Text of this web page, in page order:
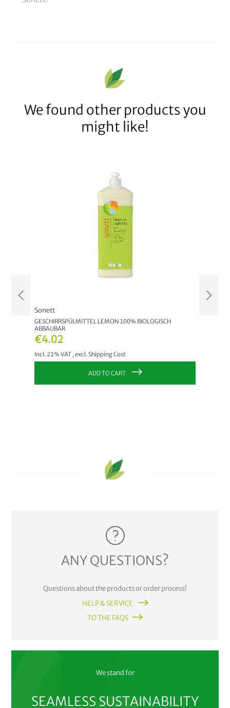
We found other products you
might like!
€4.02
Incl. 21% VAT ,excl.Shipping Cost
Sonett
GESCHIRRSPÜLMITTEL LEMON 100% BIOLOGISCH
ABBAUBAR
ADD TO CART
ANY QUESTIONS?
Questions about the products or order process!
HELP & SERVICE
TO THE FAQS
We stand for
SEAMLESS SUSTAINABILITY